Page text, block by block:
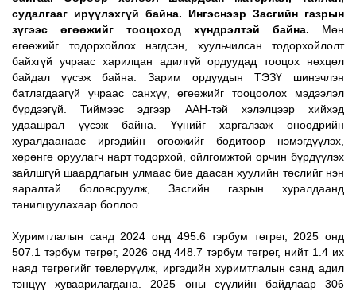
судалгааг ирүүлэхгүй байна. Ингэснээр Засгийн газрын
зүгээс өгөөжийг тооцоход хүндрэлтэй байна. Мөн
өгөөжийг тодорхойлох нэгдсэн, хуульчилсан тодорхойлолт
байхгүй учраас харилцан адилгүй ордуудад тооцох нөхцөл
байдал үүсэж байна. Зарим ордуудын ТЭЗҮ шинэчлэн
батлагдаагүй учраас санхүү, өгөөжийг тооцоолох мэдээлэл
бүрдээгүй. Тиймээс эдгээр ААН-тэй хэлэлцээр хийхэд
удаашрал үүсэж байна. Үүнийг харгалзаж өнөөдрийн
хуралдаанаас иргэдийн өгөөжийг бодитоор нэмэгдүүлэх,
хөрөнгө оруулагч нарт тодорхой, ойлгомжтой орчин бүрдүүлэх
зайлшгүй шаардлагын улмаас бие даасан хуулийн төслийг нэн
яаралтай боловсруулж, Засгийн газрын хуралдаанд
танилцуулахаар боллоо.
Хуримтлалын санд 2024 онд 495.6 тэрбум төгрөг, 2025 онд
507.1 тэрбум төгрөг, 2026 онд 448.7 тэрбум төгрөг, нийт 1.4 их
наяд төгрөгийг төвлөрүүлж, иргэдийн хуримтлалын санд адил
тэнцүү хуваарилагдана. 2025 оны сүүлийн байдлаар 306